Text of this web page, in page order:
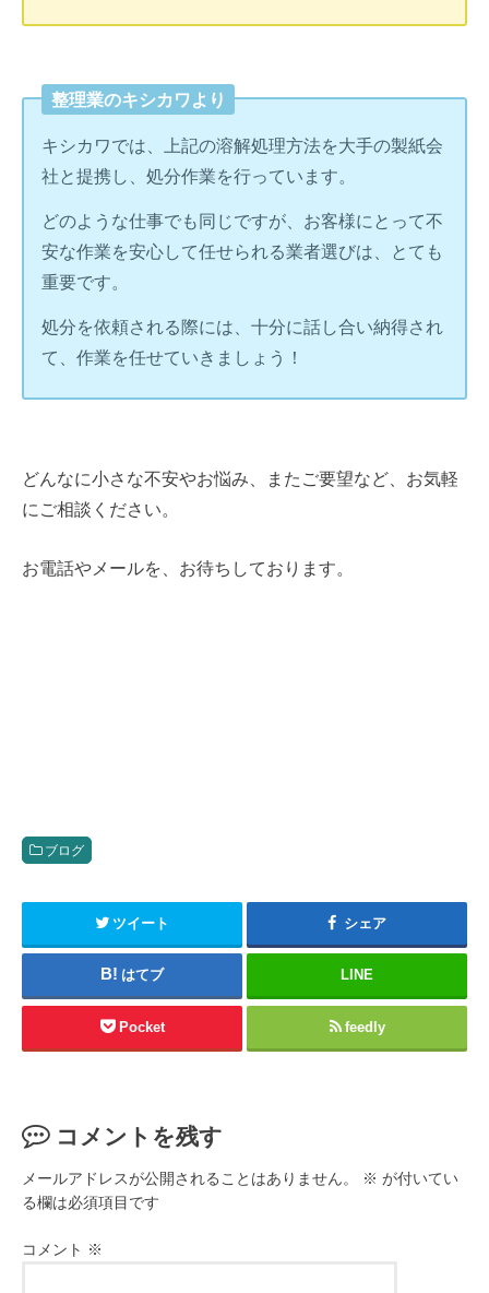
整理業のキシカワより
キシカワでは、上記の溶解処理方法を大手の製紙会
社と提携し、処分作業を行っています。
どのような仕事でも同じですが、お客様にとって不
安な作業を安心して任せられる業者選びは、とても
重要です。
処分を依頼される際には、十分に話し合い納得され
て、作業を任せていきましょう！
どんなに小さな不安やお悩み、またご要望など、お気軽
にご相談ください。
お電話やメールを、お待ちしております。
ブログ
ツイート シェア
はてブ LINE
Pocket feedly
コメントを残す
メールアドレスが公開されることはありません。 ※ が付いてい
る欄は必須項目です
コメント ※